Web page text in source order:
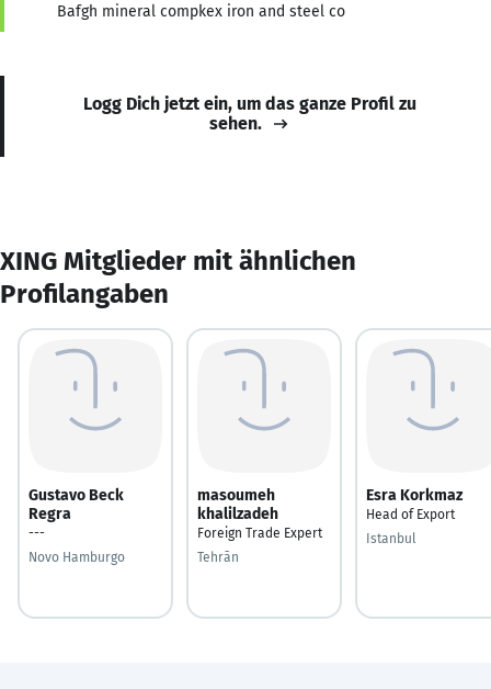
Bafgh mineral compkex iron and steel co
Logg Dich jetzt ein, um das ganze Profil zu
sehen.
XING Mitglieder mit ähnlichen
Profilangaben
Gustavo Beck
Regra
---
Novo Hamburgo
masoumeh
khalilzadeh
Foreign Trade Expert
Tehrān
Esra Korkmaz
Head of Export
Istanbul